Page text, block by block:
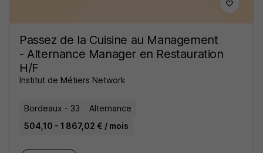
Passez de la Cuisine au Management
- Alternance Manager en Restauration
H/F
Institut de Métiers Network
Bordeaux - 33
Alternance
504,10 - 1 867,02 € / mois